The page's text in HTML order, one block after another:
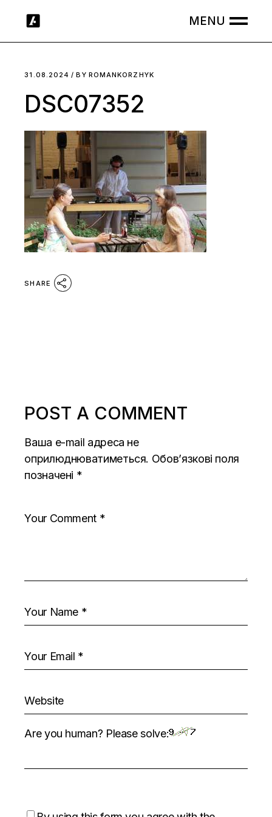
31.08.2024 BY ROMANKORZHYK
DSC07352
SHARE
POST A COMMENT
Ваша e-mail адреса не
оприлюднюватиметься. Обов’язкові поля
позначені *
Are you human? Please solve: